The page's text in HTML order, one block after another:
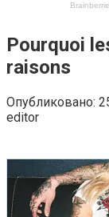
Pourquoi
raisons
Опубликовано:
editor